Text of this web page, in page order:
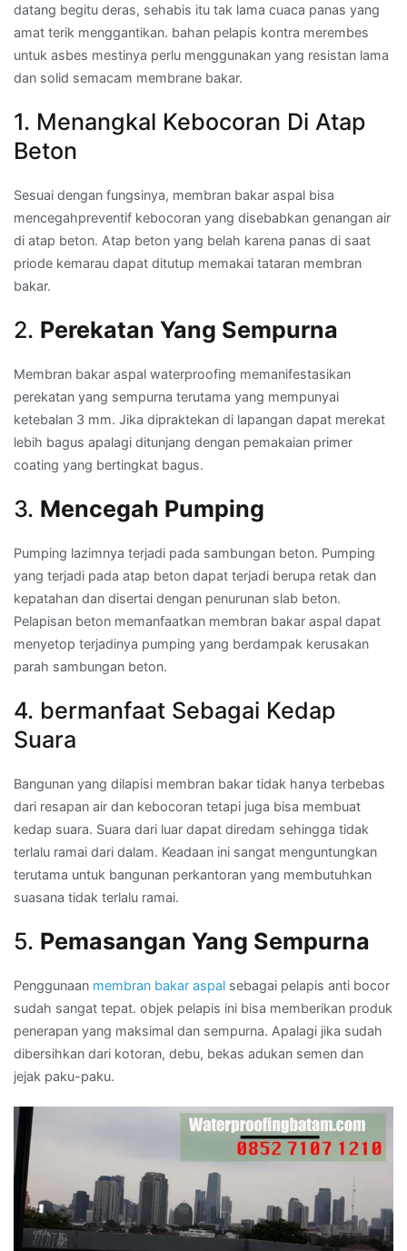
datang begitu deras, sehabis itu tak lama cuaca panas yang
amat terik menggantikan. bahan pelapis kontra merembes
untuk asbes mestinya perlu menggunakan yang resistan lama
dan solid semacam membrane bakar.
1. Menangkal Kebocoran Di Atap
Beton
Sesuai dengan fungsinya, membran bakar aspal bisa
mencegahpreventif kebocoran yang disebabkan genangan air
di atap beton. Atap beton yang belah karena panas di saat
priode kemarau dapat ditutup memakai tataran membran
bakar.
2. Perekatan Yang Sempurna
Membran bakar aspal waterproofing memanifestasikan
perekatan yang sempurna terutama yang mempunyai
ketebalan 3 mm. Jika dipraktekan di lapangan dapat merekat
lebih bagus apalagi ditunjang dengan pemakaian primer
coating yang bertingkat bagus.
3. Mencegah Pumping
Pumping lazimnya terjadi pada sambungan beton. Pumping
yang terjadi pada atap beton dapat terjadi berupa retak dan
kepatahan dan disertai dengan penurunan slab beton.
Pelapisan beton memanfaatkan membran bakar aspal dapat
menyetop terjadinya pumping yang berdampak kerusakan
parah sambungan beton.
4. bermanfaat Sebagai Kedap
Suara
Bangunan yang dilapisi membran bakar tidak hanya terbebas
dari resapan air dan kebocoran tetapi juga bisa membuat
kedap suara. Suara dari luar dapat diredam sehingga tidak
terlalu ramai dari dalam. Keadaan ini sangat menguntungkan
terutama untuk bangunan perkantoran yang membutuhkan
suasana tidak terlalu ramai.
5. Pemasangan Yang Sempurna
Penggunaan membran bakar aspal sebagai pelapis anti bocor
sudah sangat tepat. objek pelapis ini bisa memberikan produk
penerapan yang maksimal dan sempurna. Apalagi jika sudah
dibersihkan dari kotoran, debu, bekas adukan semen dan
jejak paku-paku.